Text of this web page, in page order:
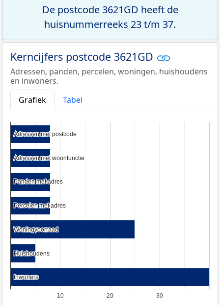
De postcode 3621GD heeft de
huisnummerreeks 23 t/m 37.
Kerncijfers postcode 3621GD
Adressen, panden, percelen, woningen, huishoudens
en inwoners.
Grafiek
Tabel
10 20 30
Adressen met postcode
Adressen met postcode
Adressen met woonfunctie
Adressen met woonfunctie
Panden met adres
Panden met adres
Percelen met adres
Percelen met adres
Woningvoorraad
Woningvoorraad
Huishoudens
Huishoudens
Inwoners
Inwoners